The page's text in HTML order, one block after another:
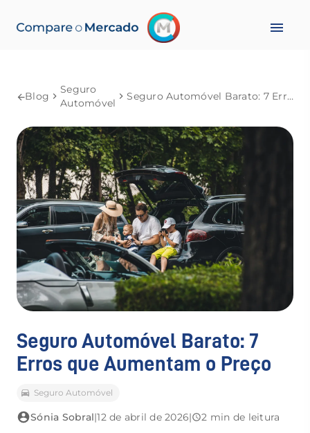
Blog
Seguro
Automóvel
Seguro Automóvel Barato: 7 Erros que Aumentam o Preço
Seguro Automóvel Barato: 7
Erros que Aumentam o Preço
Seguro Automóvel
Sónia Sobral|12 de abril de 2026| 2 min de leitura